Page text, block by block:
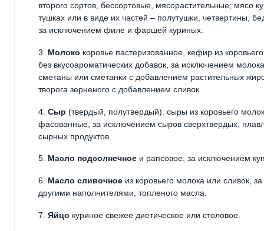
второго сортов, бессортовые, мясорастительные; мясо
тушках или в виде их частей – полутушки, четвертины,
за исключением филе и фаршей куриных.
3. Молоко коровье пастеризованное, кефир из
без вкусоароматических добавок, за исключением
сметаны или сметанки с добавлением растительных
творога зерненого с добавлением сливок.
4. Сыр (твердый, полутвердый): сыры из коровьего
фасованные, за исключением сыров сверхтвердых,
сырных продуктов.
5. Масло подсолнечное и рапсовое, за исключением
6. Масло сливочное из коровьего молока или сливок,
другими наполнителями, топленого масла.
7. Яйцо куриное свежее диетическое или столовое.